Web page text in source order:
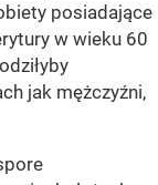
posiadające
w wieku 60
jak mężczyźni,